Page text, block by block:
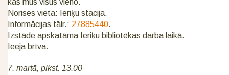
kas mūs visus vieno.
Norises vieta: Ieriķu stacija.
Informācijas tālr.: 27885440.
Izstāde apskatāma Ieriķu bibliotēkas darba laikā.
Ieeja brīva.
7. martā, plkst. 13.00